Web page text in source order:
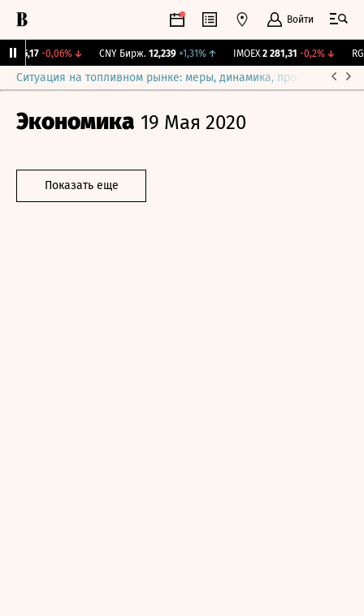
Войти
115,17 -0,06%↓ CNY Бирж. 12,239 +1,31%↑ IMOEX 2 281,31 -0,2%↓
Ситуация на топливном рынке: меры, динамика, прогнозы
Экономика 19 Мая 2020
Показать еще